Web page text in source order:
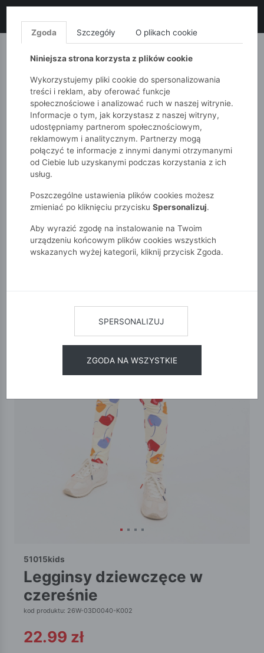
MONNARI QUIOSQUE
51015kids
Dziewczynki 2-7 lat
Legginsy dziewczęce w czereśnie
51015kids
legginsy dziewczęce w
czereśnie
kod produktu: 26W-03D0040-K002
22.99 zł
Zgoda Szczegóły O plikach cookie
Niniejsza strona korzysta z plików cookie
Wykorzystujemy pliki cookie do spersonalizowania
treści i reklam, aby oferować funkcje
społecznościowe i analizować ruch w naszej witrynie.
Informacje o tym, jak korzystasz z naszej witryny,
udostępniamy partnerom społecznościowym,
reklamowym i analitycznym. Partnerzy mogą
połączyć te informacje z innymi danymi otrzymanymi
od Ciebie lub uzyskanymi podczas korzystania z ich
usług.
Poszczególne ustawienia plików cookies możesz
zmieniać po kliknięciu przycisku Spersonalizuj.
Aby wyrazić zgodę na instalowanie na Twoim
urządzeniu końcowym plików cookies wszystkich
wskazanych wyżej kategorii, kliknij przycisk Zgoda.
SPERSONALIZUJ
ZGODA NA WSZYSTKIE